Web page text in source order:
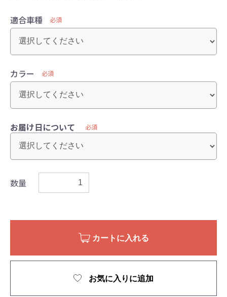
適合車種 必須
カラー 必須
お届け日について 必須
数量
カートに入れる
お気に入りに追加